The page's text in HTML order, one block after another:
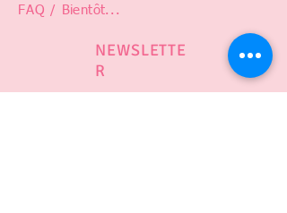
FAQ / Bientôt...
NEWSLETTE
R